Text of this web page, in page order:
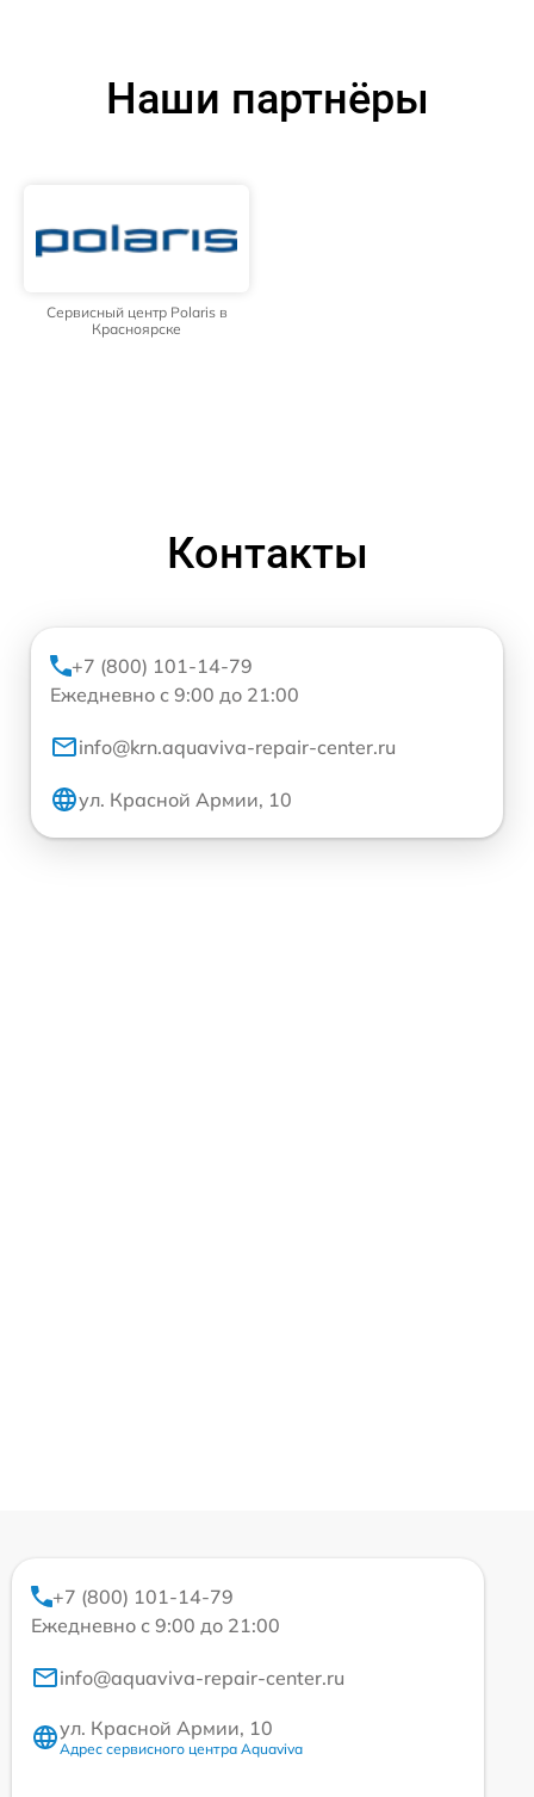
Наши партнёры
Сервисный центр Polaris в
Красноярске
Контакты
+7 (800) 101-14-79
Ежедневно с 9:00 до 21:00
info@krn.aquaviva-repair-center.ru
ул. Красной Армии, 10
+7 (800) 101-14-79
Ежедневно с 9:00 до 21:00
info@aquaviva-repair-center.ru
ул. Красной Армии, 10
Адрес сервисного центра Aquaviva